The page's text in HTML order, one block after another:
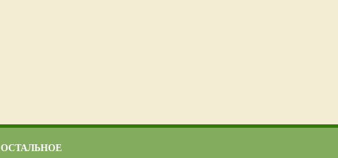
ОСТАЛЬНОЕ